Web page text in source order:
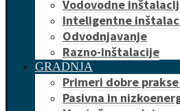
Vodovodne
Inteligentne
Odvodnjavanje
Razno-inštalacije
GRADNJA
Primeri dobre
Pasivna in